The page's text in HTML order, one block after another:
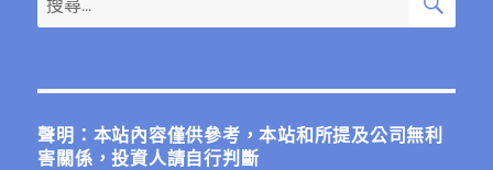
尋
鍵
聲明：本站內容僅供參考，本站和所提及公司無利
害關係，投資人請自行判斷